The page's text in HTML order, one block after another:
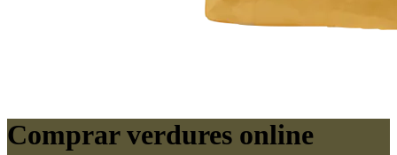
Comprar verdures online